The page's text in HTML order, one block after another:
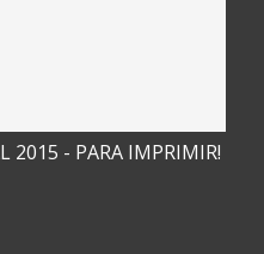
2015 - PARA IMPRIMIR!